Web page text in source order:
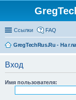
Ссылки FAQ
GregTechRus.Ru - На
Вход
Имя пользователя: